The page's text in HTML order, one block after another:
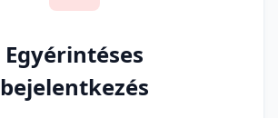
Egyérintéses
bejelentkezés